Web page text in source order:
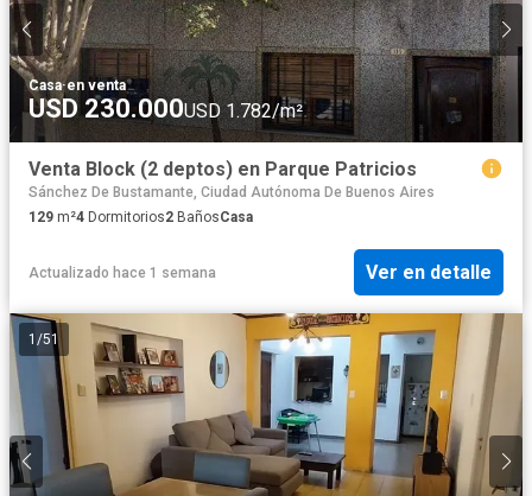
Casa·en venta
USD 230.000USD 1.782/m²
Venta Block (2 deptos) en Parque Patricios
Sánchez De Bustamante, Ciudad Autónoma De Buenos Aires
129 m²4 Dormitorios2 BañosCasa
Actualizado hace 1 semana Ver en detalle
1 /51